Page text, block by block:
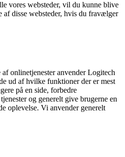
vores websteder, vil du kunne blive
af disse websteder, hvis du fravælger
onlinetjenester anvender Logitech
ud af hvilke funktioner der er mest
på en side, forbedre
og generelt give brugerne en
oplevelse. Vi anvender generelt